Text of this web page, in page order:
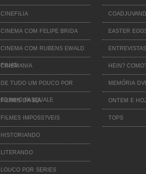
CINEFILIA
CINEMA COM FELIPE BRIDA
CINEMA COM RUBENS EWALD
FILHO
CINEMANIA
DE TUDO UM POUCO POR
EDINHO PASQUALE
FILMES DA BIA
FILMES IMPOSS?VEIS
HISTORIANDO
LITERANDO
LOUCO POR SERIES
EASTER
ENTREVISTAS
HEIN?
MEMÓRIA
ONTEM E
TOPS